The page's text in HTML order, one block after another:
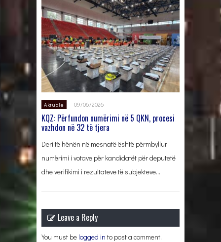
Aktuale 09/06/2026
KQZ: Përfundon numërimi në 5 QKN, procesi
vazhdon në 32 të tjera
Deri të hënën në mesnatë është përmbyllur
numërimi i votave për kandidatët për deputetë
dhe verifikimi i rezultateve të subjekteve…
Leave a Reply
You must be logged in to post a comment.